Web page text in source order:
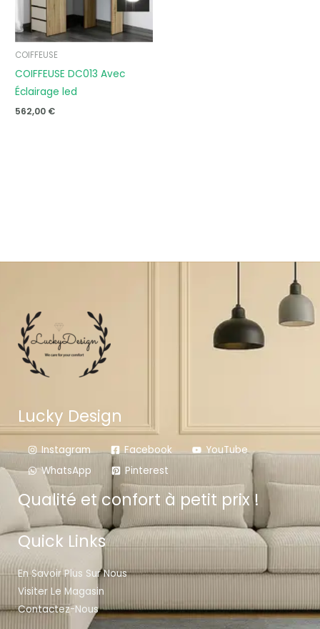
COIFFEUSE
COIFFEUSE DC013 Avec
Éclairage led
562,00 €
Lucky Design
Instagram Facebook
YouTube
WhatsApp
Pinterest
Qualité et confort à petit prix !
Quick Links
En Savoir Plus Sur Nous
Visiter Le Magasin
Contactez-Nous